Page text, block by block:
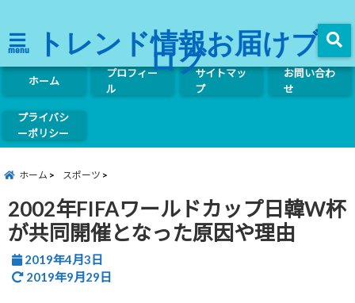
menu トレンド情報お届けブ
ログ
ホーム
プロフィー
ル
サイトマッ
プ
お問い合わ
せ
プライバシ
ーポリシー
ホーム スポーツ
2002年FIFAワールドカップ日韓W杯
が共同開催となった原因や理由
2019年4月3日
2019年9月29日